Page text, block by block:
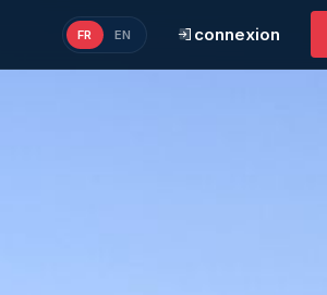
FR EN connexion